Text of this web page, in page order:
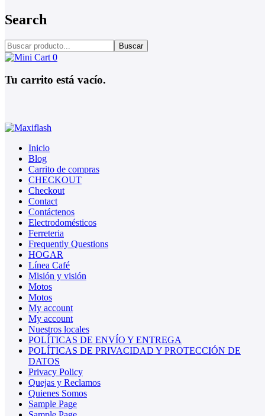
Search
Buscar
0
Tu carrito está vacío.
Inicio
Blog
Carrito de compras
CHECKOUT
Checkout
Contact
Contáctenos
Electrodomésticos
Ferreteria
Frequently Questions
HOGAR
Línea Café
Misión y visión
Motos
Motos
My account
My account
Nuestros locales
POLÍTICAS DE ENVÍO Y ENTREGA
POLÍTICAS DE PRIVACIDAD Y PROTECCIÓN DE
DATOS
Privacy Policy
Quejas y Reclamos
Quienes Somos
Sample Page